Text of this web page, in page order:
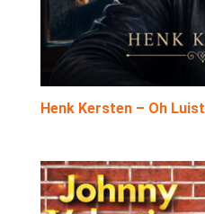
Henk Kersten – Oh